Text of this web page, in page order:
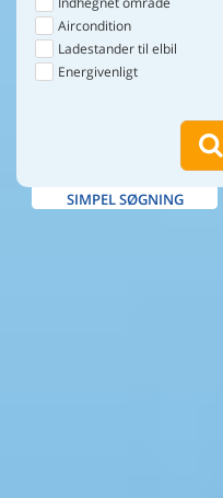
Aircondition
Ladestander til elbil
Energivenligt
SIMPEL SØGNING